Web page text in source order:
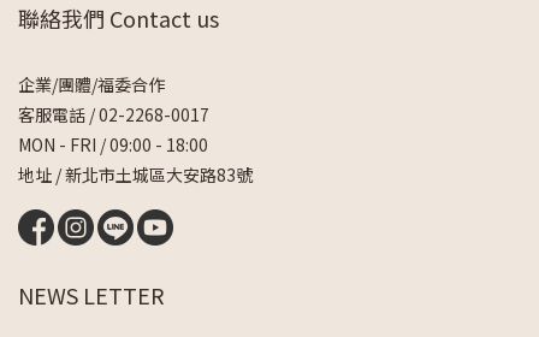
聯絡我們 Contact us
企業/團體/福委合作
客服電話 /02-2268-0017
MON - FRI / 09:00 - 18:00
地址 / 新北市土城區大安路83號
NEWS LETTER